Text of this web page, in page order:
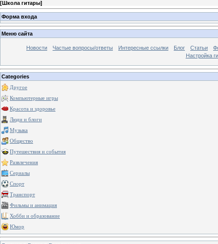
[Школа гитары]
Форма входа
Меню сайта
Новости Частые вопросы/ответы Интересные ссылки Блог Статьи
Настройка
Categories
Другое
Компьютерные игры
Красота и здоровье
Люди и блоги
Музыка
Общество
Путешествия и события
Развлечения
Сериалы
Спорт
Транспорт
Фильмы и анимация
Хобби и образование
Юмор